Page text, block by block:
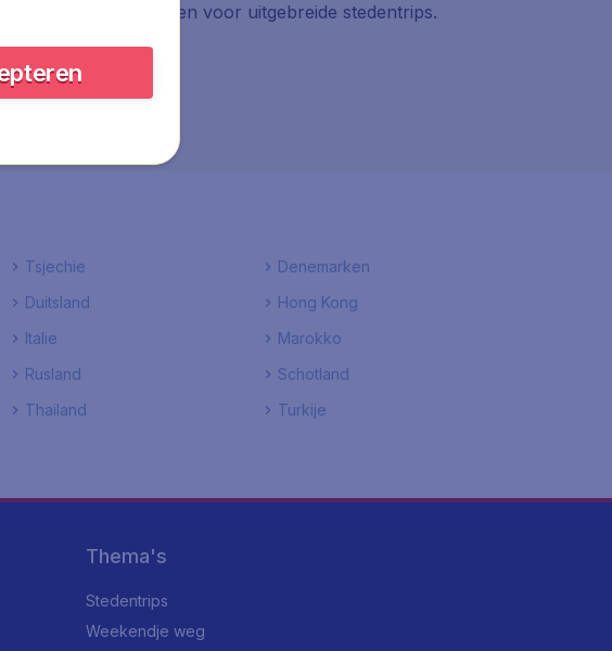
bijzonder goed lenen voor uitgebreide stedentrips.
kost veel tijd.
Tsjechie
Denemarken
Duitsland
Hong Kong
Italie
Marokko
Rusland
Schotland
Thailand
Turkije
Thema's
Stedentrips
Weekendje weg